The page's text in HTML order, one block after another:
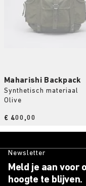
Maharishi Backpack
Synthetisch materiaal
Olive
Price:
€ 400,00
Newsletter
Meld je aan voor
hoogte te blijven.